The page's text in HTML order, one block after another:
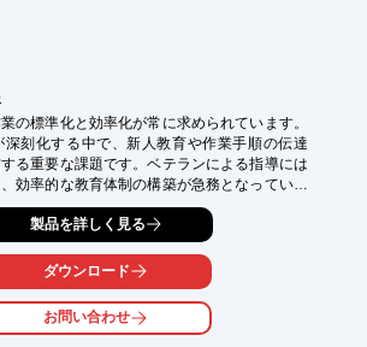
の標準化と効率化が常に求められています。
刻化する中で、新人教育や作業手順の伝達
る重要な課題です。ベテランによる指導には
効率的な教育体制の構築が急務となっていま
ROI試算シミュレーターは、教育動画導入に
果を可視化し、効率的な人材育成を支援しま
製品を詳しく見る
ダウンロード
お問い合わせ